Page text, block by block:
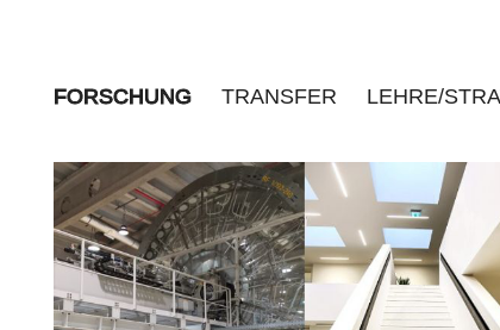
FORSCHUNG TRANSFER LEHRE/